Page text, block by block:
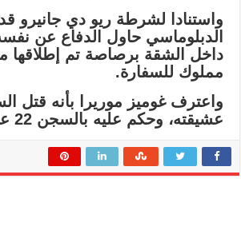
واستنادا لشرطة ريو دي جانيرو
الدبلوماسي حاول الدفاع عن
داخل الشقة برصاصة تم إطلاقها
مملوك للسفارة.
واعترف غوميز موريرا بأنه قتل
عشيقته، وحكم عليه بالسجن 22 عاما.